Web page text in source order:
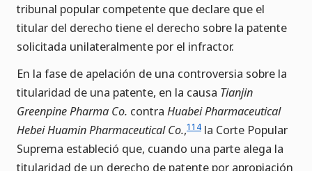
tribunal popular competente que declare que el
titular del derecho tiene el derecho sobre la patente
solicitada unilateralmente por el infractor.
En la fase de apelación de una controversia sobre la
titularidad de una patente, en la causa Tianjin
Greenpine Pharma Co. contra Huabei Pharmaceutical
Hebei Huamin Pharmaceutical Co.,114 la Corte Popular
Suprema estableció que, cuando una parte alega la
titularidad de un derecho de patente por apropiación